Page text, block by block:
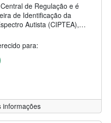
de Regulação e é
de Identificação da
Autista (CIPTEA),
o acesso aos seus
nos serviços públicos e
solicitação da
para: